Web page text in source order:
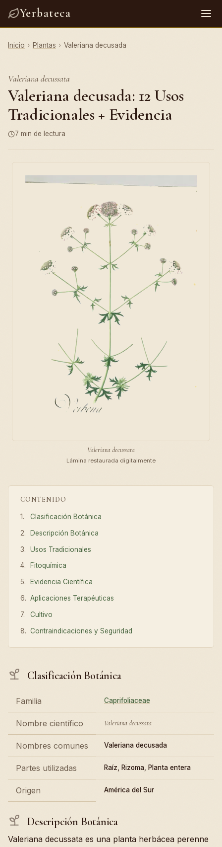
Yerbateca
Inicio › Plantas › Valeriana decusada
Valeriana decussata
Valeriana decusada: 12 Usos
Tradicionales + Evidencia
7 min de lectura
CONTENIDO
Clasificación Botánica
Descripción Botánica
Usos Tradicionales
Fitoquímica
Evidencia Científica
Aplicaciones Terapéuticas
Cultivo
Contraindicaciones y Seguridad
Clasificación Botánica
Familia Caprifoliaceae
Nombre científico Valeriana decussata
Nombres comunes Valeriana decusada
Partes utilizadas Raíz, Rizoma, Planta entera
Origen América del Sur
Descripción Botánica
Valeriana decussata es una planta herbácea perenne
Valeriana decussata
Lámina restaurada digitalmente